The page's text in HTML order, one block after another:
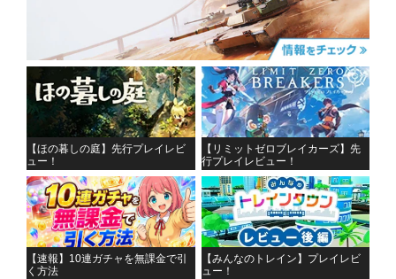
【ほの暮しの庭】先行プレイレビ
ュー！
【リミットゼロブレイカーズ】先
行プレイレビュー！
【速報】10連ガチャを無課金で引
く方法
【みんなのトレイン】プレイレビ
ュー！